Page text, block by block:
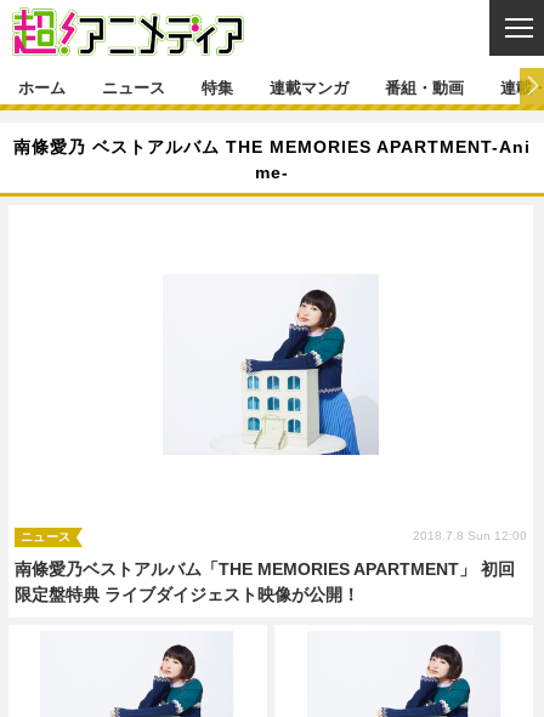
ニュース
特集
ホーム ニュース 特集 連載マンガ 番組・動画 連載
南條愛乃 ベストアルバム THE MEMORIES APARTMENT-Ani
me-
南條愛乃ベストアルバム「THE MEMORIES APARTMENT」 初回
限定盤特典 ライブダイジェスト映像が公開！
ニュース 2018.7.8 Sun 12:00